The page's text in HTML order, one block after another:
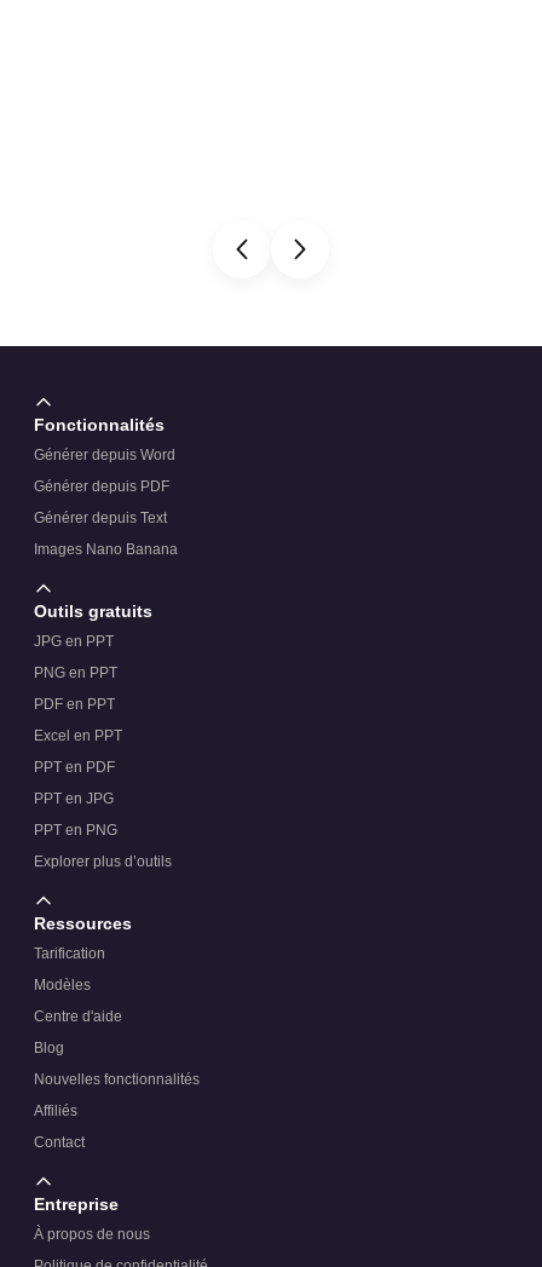
Fonctionnalités
Générer depuis Word
Générer depuis PDF
Générer depuis Text
Images Nano Banana
Outils gratuits
JPG en PPT
PNG en PPT
PDF en PPT
Excel en PPT
PPT en PDF
PPT en JPG
PPT en PNG
Explorer plus d’outils
Ressources
Tarification
Modèles
Centre d'aide
Blog
Nouvelles fonctionnalités
Affiliés
Contact
Entreprise
À propos de nous